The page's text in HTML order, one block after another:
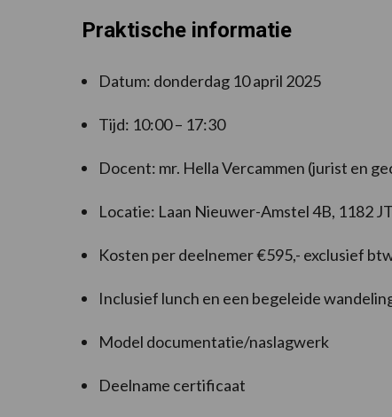
Praktische informatie
Datum: donderdag 10 april 2025
Tijd: 10:00 – 17:30
Docent: mr. Hella Vercammen (jurist en
Locatie: Laan Nieuwer-Amstel 4B, 1182
Kosten per deelnemer €595,- exclusief
Inclusief lunch en een begeleide
Model documentatie/naslagwerk
Deelname certificaat